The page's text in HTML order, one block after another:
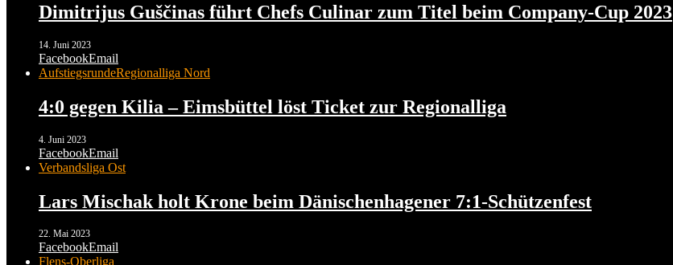
Dimitrijus Guščinas führt Chefs Culinar zum Titel beim Company-Cup 2023
14. Juni 2023
FacebookEmail
AufstiegsrundeRegionalliga Nord
4:0 gegen Kilia – Eimsbüttel löst Ticket zur Regionalliga
4. Juni 2023
FacebookEmail
Verbandsliga Ost
Lars Mischak holt Krone beim Dänischenhagener 7:1-Schützenfest
22. Mai 2023
FacebookEmail
Flens-Oberliga